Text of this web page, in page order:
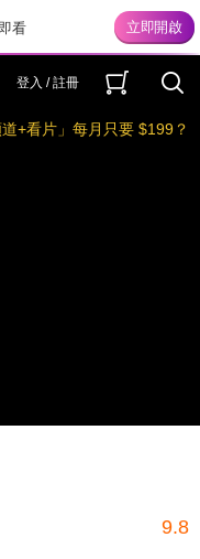
看
登入 / 註冊
道+看片」每月只要 $199？
9.8